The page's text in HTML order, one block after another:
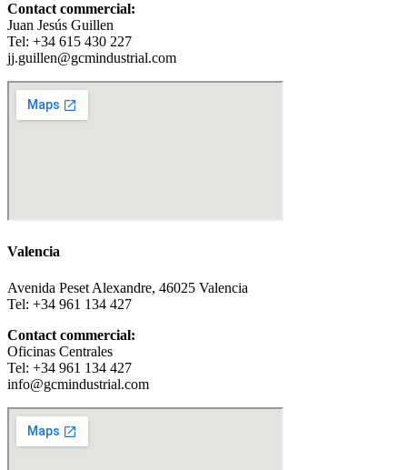
Contact commercial:
Juan Jesús Guillen
Tel: +34 615 430 227
jj.guillen@gcmindustrial.com
Valencia
Avenida Peset Alexandre, 46025 Valencia
Tel: +34 961 134 427
Contact commercial:
Oficinas Centrales
Tel: +34 961 134 427
info@gcmindustrial.com